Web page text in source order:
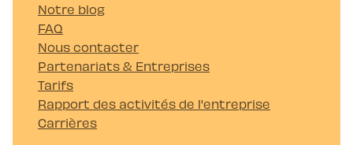
Notre blog
FAQ
Nous contacter
Partenariats & Entreprises
Tarifs
Rapport des activités de l'entreprise
Carrières